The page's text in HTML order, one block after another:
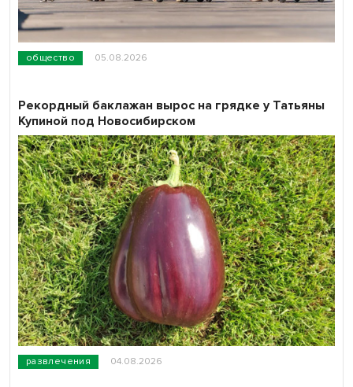
общество 05.08.2026
развлечения 04.08.2026
Рекордный баклажан вырос на грядке у Татьяны
Купиной под Новосибирском